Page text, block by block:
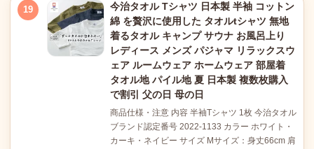
19
今治タオル Tシャツ 日本製 半袖 コットン
綿 を贅沢に使用した タオルtシャツ 無地
着るタオル キャンプ サウナ お風呂上り
レディース メンズ パジャマ リラックスウ
ェア ルームウェア ホームウェア 部屋着
タオル地 パイル地 夏 日本製 複数枚購入
で割引 父の日 母の日
商品仕様・注意 内容 半袖Tシャツ 1枚 今治タオル
ブランド認定番号 2022-1133 カラー ホワイト・
カーキ・ネイビー サイズ Mサイズ：身丈66cm 肩